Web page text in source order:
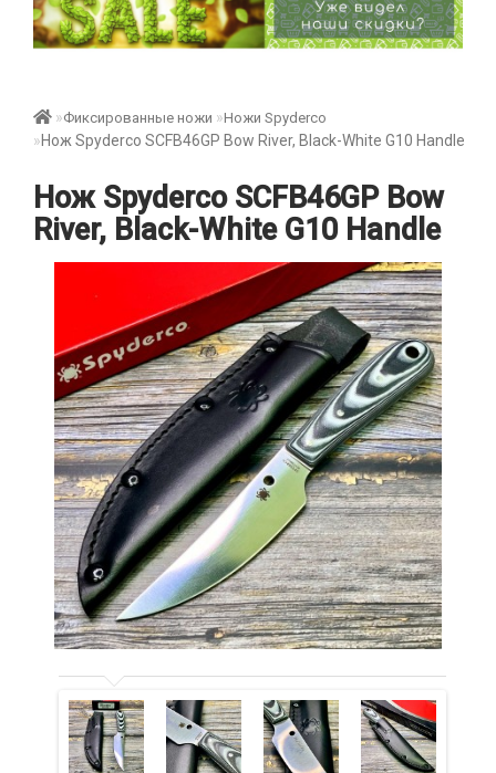
Фиксированные ножи Ножи Spyderco
Нож Spyderco SCFB46GP Bow River, Black-White G10 Handle
Нож Spyderco SCFB46GP Bow
River, Black-White G10 Handle